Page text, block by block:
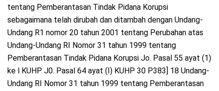
tentang Pemberantasan Tindak Pidana Korupsi
sebagaimana telah dirubah dan ditambah dengan Undang-
Undang R1 nomor 20 tahun 2001 tentang Perubahan atas
Undang-Undang RI Nomor 31 tahun 1999 tentang
Pemberantasan Tindak Pidana Korupsi Jo. Pasal 55 ayat (1)
ke l KUHP J0. Pasal 64 ayat (I) KUHP 30 P383] 18 Undang-
Undang RI Nomor 31 tahun 1999 tentang Pemberantasan